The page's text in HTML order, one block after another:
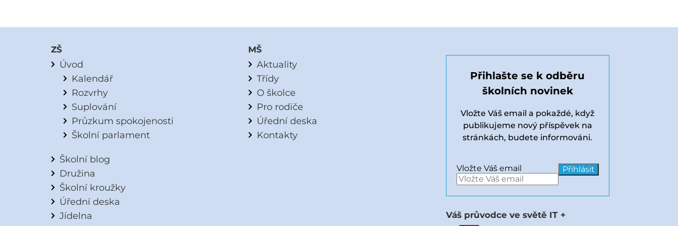
ZŠ
Úvod
Kalendář
Rozvrhy
Suplování
Průzkum spokojenosti
Školní parlament
Školní blog
Družina
Školní kroužky
Úřední deska
Jídelna
MŠ
Aktuality
Třídy
O školce
Pro rodiče
Úřední deska
Kontakty
Přihlašte se k odběru
školních novinek
Vložte Váš email a pokaždé, když
publikujeme nový příspěvek na
stránkách, budete informováni.
Vložte Váš email
Váš průvodce ve světě IT +